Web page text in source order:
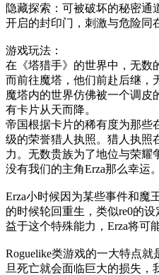
隐藏探索：可被破坏的秘密通
开启的封印门，刺激与危险同
游戏玩法：
在《塔猎手》的世界中，无数
而前往魔塔，他们前赴后继，
魔塔内的世界仿佛被一个调皮
有卡片从天而降。
帝国根据卡片的稀有度为那些
级的荣誉猎人执照。猎人执照
力。无数贵族为了地位与荣耀
没有我们的主角Erza那么幸运。
Erza小时候因为某些事件和魔
的时候轮回重生，类似re0的
益于这个特殊能力，Erza将可
Roguelike类游戏的一大特点
旦死亡就会面临巨大的损失